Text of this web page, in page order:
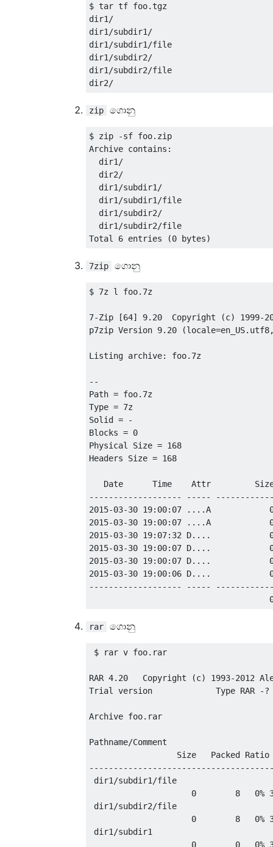
$ tar tf foo.tgz
dir1/
dir1/subdir1/
dir1/subdir1/file
dir1/subdir2/
dir1/subdir2/file
zip ගොනු
$ zip -sf foo.zip
Archive contains:
  dir1/
  dir2/
  dir1/subdir1/
  dir1/subdir1/file
  dir1/subdir2/
  dir1/subdir2/file
7zip ගොනු
$ 7z l foo.7z
7-Zip [64] 9.20  Copyright (c) 1999-
p7zip Version 9.20
Listing archive: foo.7z
--
Path = foo.7z
Type = 7z
Solid = -
Blocks = 0
Physical Size = 168
Headers Size = 168
Date      Time    Attr
------------------- -----
2015-03-30 19:00:07 ....A
2015-03-30 19:00:07 ....A
2015-03-30 19:07:32 D....
2015-03-30 19:00:07 D....
2015-03-30 19:00:07 D....
2015-03-30 19:00:06 D....
------------------- -----
rar ගොනු
$ rar v foo.rar
RAR 4.20   Copyright (c) 1993-2012
Trial version             Type RAR -?
Archive foo.rar
Pathname/Comment
Size   Packed
dir1/subdir1/file
0        8   0%
dir1/subdir2/file
0        8   0%
dir1/subdir1
0        0   0%